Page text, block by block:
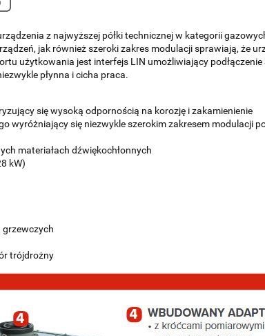
z najwyższej półki technicznej w kategorii
jak również szeroki zakres modulacji sprawiają, że
użytkowania jest interfejs LIN umożliwiający
płynna i cicha praca.
się wysoką odpornością na korozję i zakamienienie
wyróżniający się niezwykle szerokim zakresem modulacji
materiałach dźwiękochłonnych
kW)
grzewczych
trójdrożny